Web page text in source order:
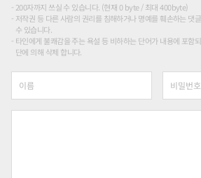
200자까지 쓰실 수 있습니다. (현재 0 byte / 최대 400byte)
저작권 등 다른 사람의 권리를 침해하거나 명예를 훼손하는 댓
수 있습니다.
타인에게 불쾌감을 주는 욕설 등 비하하는 단어가 내용에 포함
단에 의해 삭제 합니다.